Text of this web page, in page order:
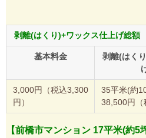
剥離(はくり)+ワックス仕上げ総額
基本料金
剥離(はく
3,000円（税込3,300
円）
35平米(約
38,500円（
【前橋市マンション 17平米(約5